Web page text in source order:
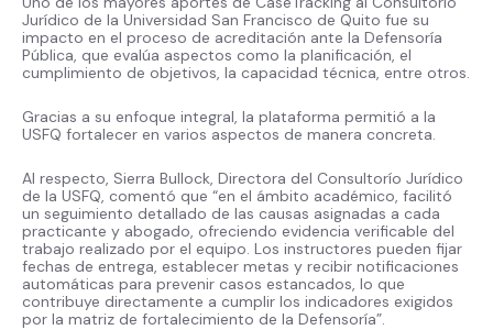
Jurídico de la Universidad San Francisco de Quito fue su
impacto en el proceso de acreditación ante la Defensoría
Pública, que evalúa aspectos como la planificación, el
cumplimiento de objetivos, la capacidad técnica, entre otros.
Gracias a su enfoque integral, la plataforma permitió a la
USFQ fortalecer en varios aspectos de manera concreta.
Al respecto, Sierra Bullock, Directora del Consultorío Jurídico
de la USFQ, comentó que “en el ámbito académico, facilitó
un seguimiento detallado de las causas asignadas a cada
practicante y abogado, ofreciendo evidencia verificable del
trabajo realizado por el equipo. Los instructores pueden fijar
fechas de entrega, establecer metas y recibir notificaciones
automáticas para prevenir casos estancados, lo que
contribuye directamente a cumplir los indicadores exigidos
por la matriz de fortalecimiento de la Defensoría”.